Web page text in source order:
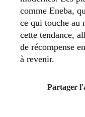
comme Eneba,
ce qui touche au
cette tendance,
de récompense
à revenir.
Partager